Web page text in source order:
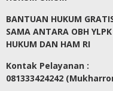
BANTUAN HUKUM
SAMA ANTARA OBH
HUKUM DAN HAM RI
Kontak Pelayanan :
081333424242